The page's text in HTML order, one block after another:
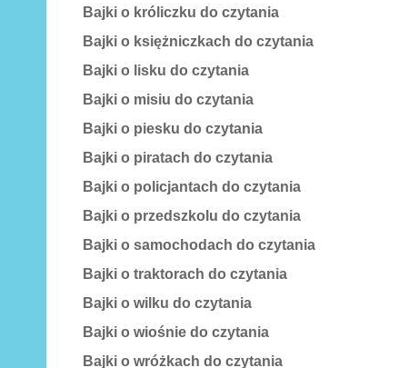
Bajki o króliczku do czytania
Bajki o księżniczkach do czytania
Bajki o lisku do czytania
Bajki o misiu do czytania
Bajki o piesku do czytania
Bajki o piratach do czytania
Bajki o policjantach do czytania
Bajki o przedszkolu do czytania
Bajki o samochodach do czytania
Bajki o traktorach do czytania
Bajki o wilku do czytania
Bajki o wiośnie do czytania
Bajki o wróżkach do czytania